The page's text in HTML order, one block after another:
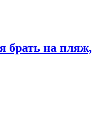
брать на пляж,